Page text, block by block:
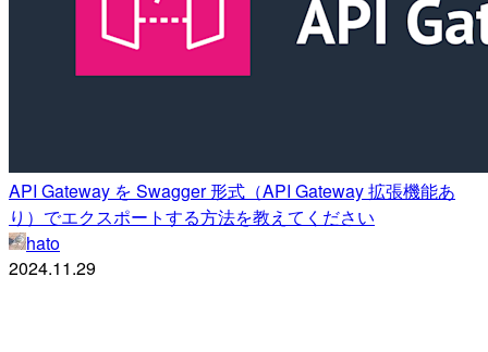
API Gateway を Swagger 形式（API Gateway 拡張機能あ
り）でエクスポートする方法を教えてください
hato
2024.11.29